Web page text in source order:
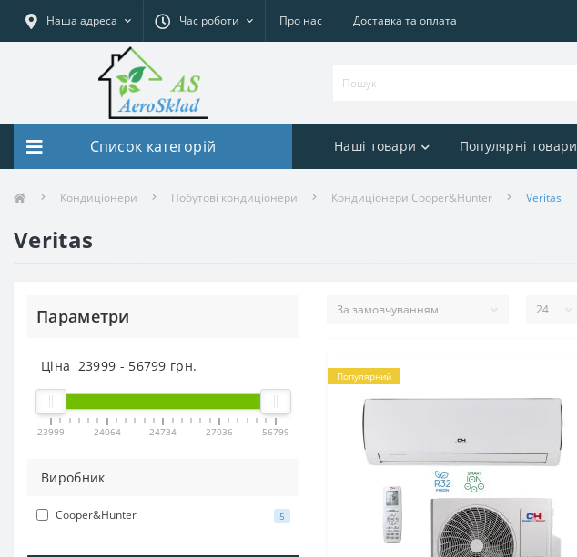
Наша адреса Час роботи Про нас Доставка та оплата
Список категорій Наші товари Популярні товари
Кондиціонери Побутові кондиціонери Кондиціонери Cooper&Hunter Veritas
Veritas
Параметри
Ціна 23999 - 56799 грн.
23999 24064 24734 27036 56799
Виробник
Cooper&Hunter 5
Популярний